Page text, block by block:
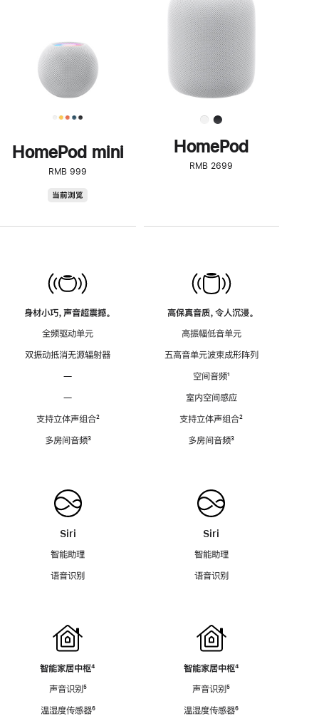
HomePod mini
RMB 999
当前浏览
身材小巧，声音超震撼。
全频驱动单元
双振动抵消无源辐射器
—
—
支持立体声组合脚
²
多房间音频脚
³
Siri
智能助理
语音识别
智能家居中枢脚
⁴
声音识别脚
⁵
温湿度传感器脚
⁶
了
解
HomePod<
HomePod
RMB 2699
高保真音质，令人沉浸。
高振幅低音单元
五高音单元波束成形阵列
空间音频脚
¹
室内空间感应
支持立体声组合脚
²
多房间音频脚
³
Siri
智能助理
语音识别
智能家居中枢脚
⁴
声音识别脚
⁵
温湿度传感器脚
⁶